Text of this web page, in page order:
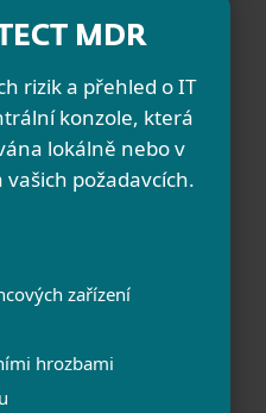
MDR
rizik a přehled o IT
konzole, která
lokálně nebo v
požadavcích.
zařízení
hrozbami